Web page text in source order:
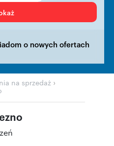
o nowych ofertach
na sprzedaż ›